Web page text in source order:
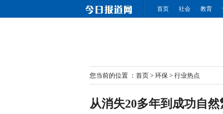
首页 社会 教育
您当前的位置 ： 首页 > 环保 > 行业热点
从消失20多年到成功自